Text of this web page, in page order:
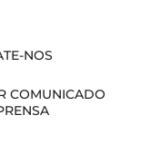
NOS
COMUNICADO